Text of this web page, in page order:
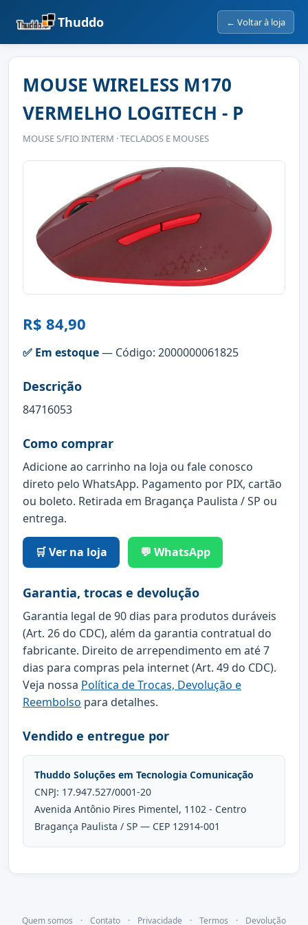
Thuddo ← Voltar à loja
MOUSE WIRELESS M170
VERMELHO LOGITECH - P
MOUSE S/FIO INTERM · TECLADOS E MOUSES
R$ 84,90
✅ Em estoque— Código: 2000000061825
Descrição
84716053
Como comprar
Adicione ao carrinho na loja ou fale conosco
direto pelo WhatsApp. Pagamento por PIX, cartão
ou boleto. Retirada em Bragança Paulista / SP ou
entrega.
🛒 Ver na loja 💬 WhatsApp
Garantia, trocas e devolução
Garantia legal de 90 dias para produtos duráveis
(Art. 26 do CDC), além da garantia contratual do
fabricante. Direito de arrependimento em até 7
dias para compras pela internet (Art. 49 do CDC).
Veja nossa Política de Trocas, Devolução e
Reembolso para detalhes.
Vendido e entregue por
Thuddo Soluções em Tecnologia Comunicação
CNPJ: 17.947.527/0001-20
Avenida Antônio Pires Pimentel, 1102 - Centro
Bragança Paulista / SP — CEP 12914-001
Quem somos · Contato · Privacidade · Termos · Devolução